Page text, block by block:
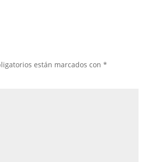
están marcados con*